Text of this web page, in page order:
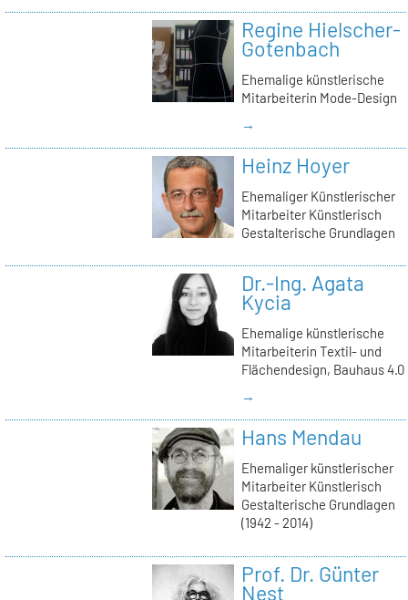
Regine Hielscher-
Gotenbach
Ehemalige künstlerische
Mitarbeiterin Mode-Design
→
Heinz Hoyer
Ehemaliger Künstlerischer
Mitarbeiter Künstlerisch
Gestalterische Grundlagen
Dr.-Ing. Agata
Kycia
Ehemalige künstlerische
Mitarbeiterin Textil- und
Flächendesign, Bauhaus 4.0
→
Hans Mendau
Ehemaliger künstlerischer
Mitarbeiter Künstlerisch
Gestalterische Grundlagen
(1942 - 2014)
Prof. Dr. Günter
Nest